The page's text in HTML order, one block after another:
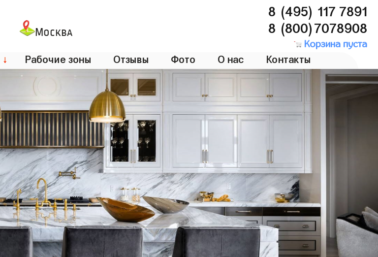
Москва
8 (495) 117 7891
8 (800)7078908
Корзина пуста
↓ Рабочие зоны Отзывы Фото О нас Контакты